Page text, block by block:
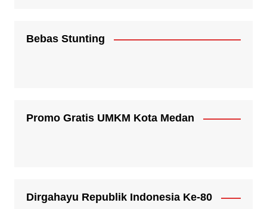
Bebas Stunting
Promo Gratis UMKM Kota Medan
Dirgahayu Republik Indonesia Ke-80